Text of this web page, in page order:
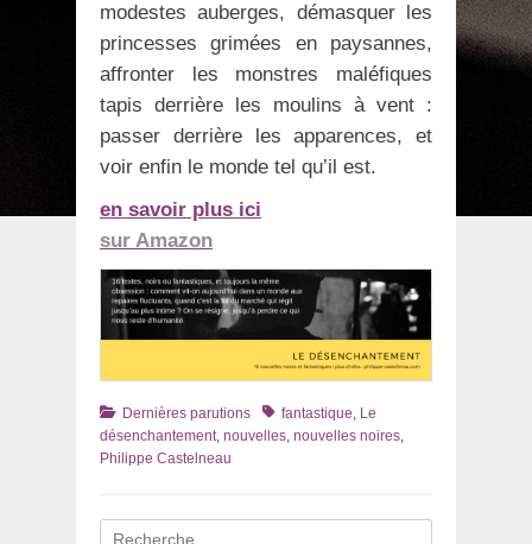
modestes auberges, démasquer les
princesses grimées en paysannes,
affronter les monstres maléfiques
tapis derrière les moulins à vent :
passer derrière les apparences, et
voir enfin le monde tel qu’il est.
en savoir plus ici
sur Amazon
Catégories
Dernières parutions Tagsfantastique, Le
désenchantement, nouvelles, nouvelles noires,
Philippe Castelneau
Recherche